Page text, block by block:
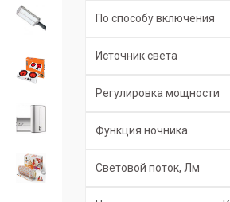
По способу включения
Источник света
Регулировка мощности
Функция ночника
Световой поток, Лм